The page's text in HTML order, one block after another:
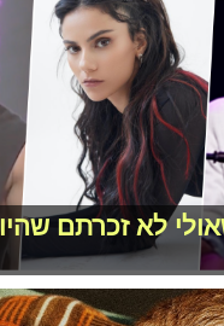
לא זכרתם